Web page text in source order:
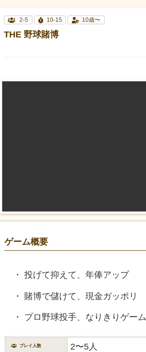
2-5 10-15 10歳〜
THE 野球賭博
ゲーム概要
投げて抑えて、年俸アップ
賭博で儲けて、現金ガッポリ
プロ野球投手、なりきりゲーム
プレイ人数 2〜5人